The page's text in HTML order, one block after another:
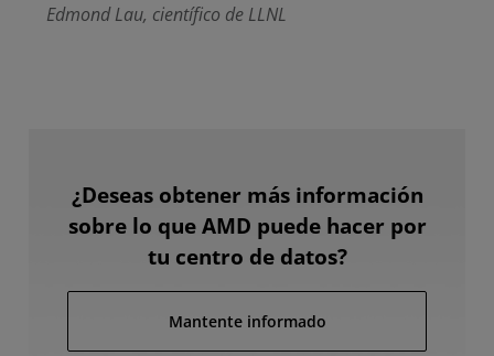
Edmond Lau, científico de LLNL
¿Deseas obtener más información
sobre lo que AMD puede hacer por
tu centro de datos?
Mantente informado